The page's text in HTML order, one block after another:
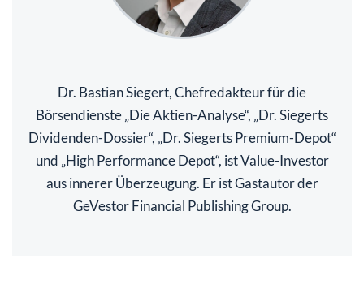
Dr. Bastian Siegert, Chefredakteur für die
Börsendienste „Die Aktien-Analyse“, „Dr. Siegerts
Dividenden-Dossier“, „Dr. Siegerts Premium-Depot“
und „High Performance Depot“, ist Value-Investor
aus innerer Überzeugung. Er ist Gastautor der
GeVestor Financial Publishing Group.